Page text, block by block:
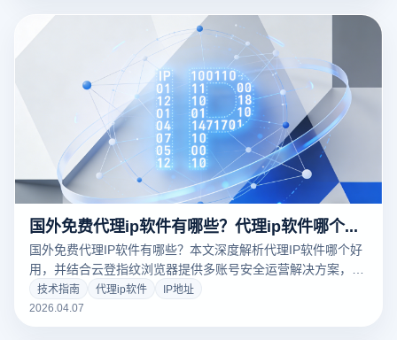
国外免费代理ip软件有哪些？代理ip软件哪个好用？
国外免费代理IP软件有哪些？本文深度解析代理IP软件哪个好
用，并结合云登指纹浏览器提供多账号安全运营解决方案，提
升稳定性与效率。
技术指南 代理ip软件
IP地址
2026.04.07